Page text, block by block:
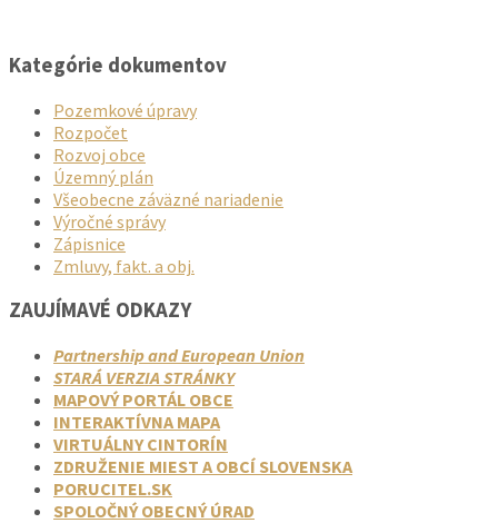
Kategórie dokumentov
Pozemkové úpravy
Rozpočet
Rozvoj obce
Územný plán
Všeobecne záväzné nariadenie
Výročné správy
Zápisnice
Zmluvy, fakt. a obj.
ZAUJÍMAVÉ ODKAZY
Partnership and European Union
STARÁ VERZIA STRÁNKY
MAPOVÝ PORTÁL OBCE
INTERAKTÍVNA MAPA
VIRTUÁLNY CINTORÍN
ZDRUŽENIE MIEST A OBCÍ SLOVENSKA
PORUCITEL.SK
SPOLOČNÝ OBECNÝ ÚRAD